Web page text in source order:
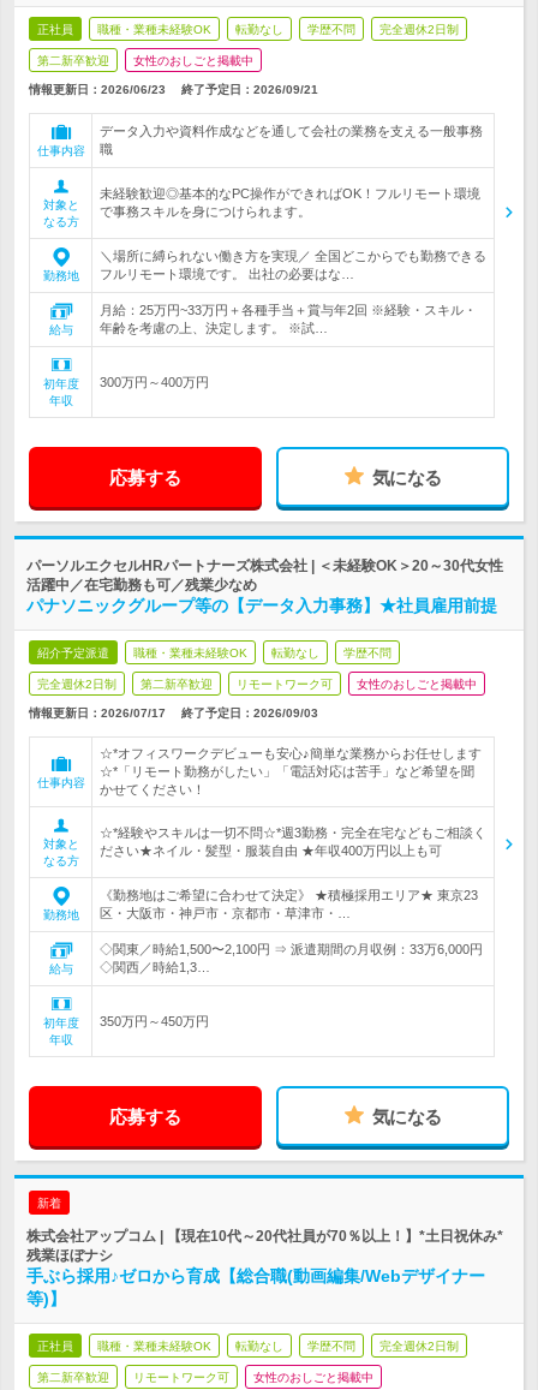
正社員 職種・業種未経験OK 転勤なし 学歴不問 完全週休2日制
第二新卒歓迎 女性のおしごと掲載中
情報更新日：2026/06/23 終了予定日：2026/09/21
仕事内容
データ入力や資料作成などを通して会社の業務を支える一般事務
職
対象と
なる方
未経験歓迎◎基本的なPC操作ができればOK！フルリモート環境
で事務スキルを身につけられます。
勤務地
＼場所に縛られない働き方を実現／ 全国どこからでも勤務できる
フルリモート環境です。 出社の必要はな…
給与
月給：25万円~33万円＋各種手当＋賞与年2回 ※経験・スキル・
年齢を考慮の上、決定します。 ※試…
初年度
年収
300万円～400万円
応募する 気になる
パーソルエクセルHRパートナーズ株式会社 | ＜未経験OK＞20～30代女性
活躍中／在宅勤務も可／残業少なめ
パナソニックグループ等の【データ入力事務】★社員雇用前提
紹介予定派遣 職種・業種未経験OK 転勤なし 学歴不問
完全週休2日制 第二新卒歓迎 リモートワーク可 女性のおしごと掲載中
情報更新日：2026/07/17 終了予定日：2026/09/03
仕事内容
☆*オフィスワークデビューも安心♪簡単な業務からお任せします
☆*「リモート勤務がしたい」「電話対応は苦手」など希望を聞
かせてください！
対象と
なる方
☆*経験やスキルは一切不問☆*週3勤務・完全在宅などもご相談く
ださい★ネイル・髪型・服装自由 ★年収400万円以上も可
勤務地
《勤務地はご希望に合わせて決定》 ★積極採用エリア★ 東京23
区・大阪市・神戸市・京都市・草津市・…
給与
◇関東／時給1,500〜2,100円 ⇒ 派遣期間の月収例：33万6,000円
◇関西／時給1,3…
初年度
年収
350万円～450万円
応募する 気になる
新着
株式会社アップコム | 【現在10代～20代社員が70％以上！】*土日祝休み*
残業ほぼナシ
手ぶら採用♪ゼロから育成【総合職(動画編集/Webデザイナー
等)】
正社員 職種・業種未経験OK 転勤なし 学歴不問 完全週休2日制
第二新卒歓迎 リモートワーク可 女性のおしごと掲載中